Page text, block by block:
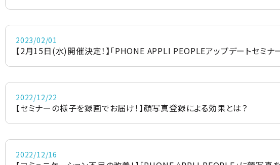
2023/02/01
【2月15日(水)開催決定！】「PHONE APPLI PEOPLEアップデートセミナ
2022/12/22
【セミナーの様子を録画でお届け！】顔写真登録による効果とは？​
2022/12/16